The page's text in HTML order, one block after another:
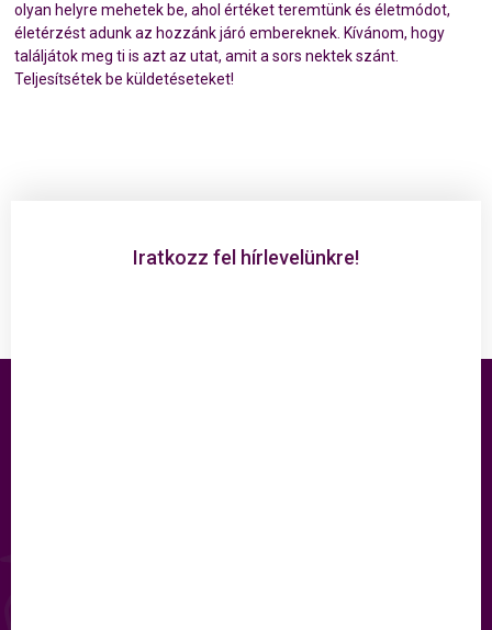
olyan helyre mehetek be, ahol értéket teremtünk és életmódot,
életérzést adunk az hozzánk járó embereknek. Kívánom, hogy
találjátok meg ti is azt az utat, amit a sors nektek szánt.
Teljesítsétek be küldetéseteket!
Iratkozz fel hírlevelünkre!